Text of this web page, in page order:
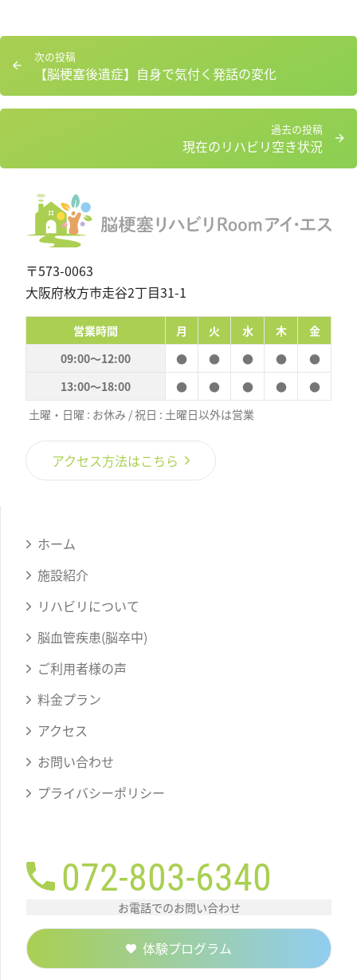
投
ビ
過去の投稿
の
現在のリハビリ空き状況
次の投稿
次
投
稿：
【脳梗塞後遺症】自身で気付く発話の変化
〒573-0063
大阪府枚方市走谷2丁目31-1
営業時間 月 火 水 木
金
09:00〜12:00
● ● ● ●
●
13:00〜18:00
● ● ● ●
●
土曜・日曜 : お休み / 祝日 : 土曜日以外は営業
アクセス方法はこちら
ホーム
施設紹介
リハビリについて
脳血管疾患(脳卒中)
ご利用者様の声
料金プラン
アクセス
お問い合わせ
プライバシーポリシー
072-803-6340
お電話でのお問い合わせ
体験プログラム